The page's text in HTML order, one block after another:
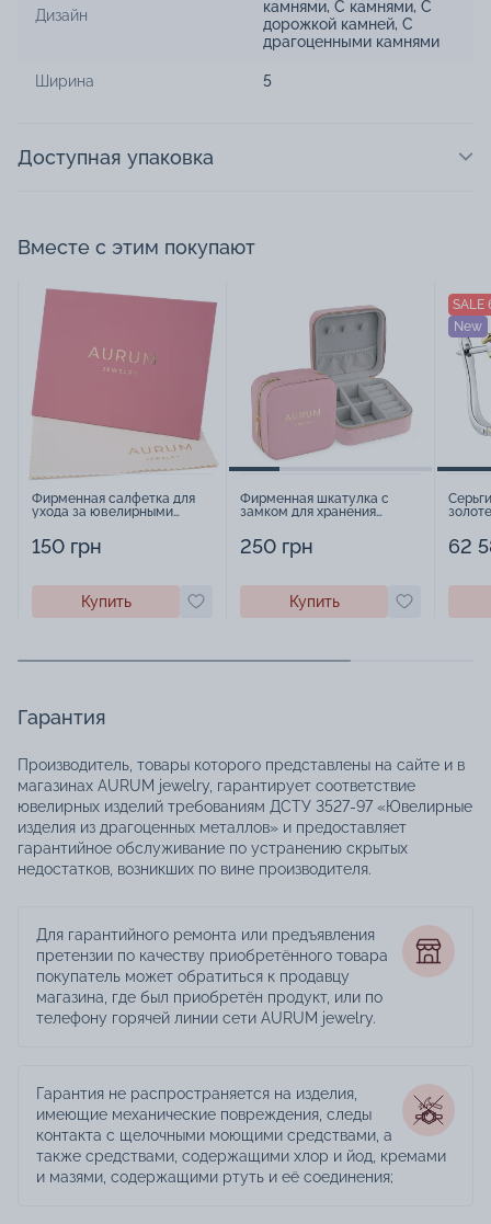
Дизайн
камнями, С камнями, С
дорожкой камней, С
драгоценными камнями
Ширина 5
Доступная упаковка
Вместе с этим покупают
Фирменная салфетка для
ухода за ювелирными
150 грн
Купить
Фирменная шкатулка с
замком для хранения
250 грн
Купить
SALE
New
62
Гарантия
Производитель, товары которого представлены на сайте и в
магазинах AURUM jewelry, гарантирует соответствие
ювелирных изделий требованиям ДСТУ 3527-97 «Ювелирные
изделия из драгоценных металлов» и предоставляет
гарантийное обслуживание по устранению скрытых
недостатков, возникших по вине производителя.
Для гарантийного ремонта или предъявления
претензии по качеству приобретённого товара
покупатель может обратиться к продавцу
магазина, где был приобретён продукт, или по
телефону горячей линии сети AURUM jewelry.
Гарантия не распространяется на изделия,
имеющие механические повреждения, следы
контакта с щелочными моющими средствами, а
также средствами, содержащими хлор и йод, кремами
и мазями, содержащими ртуть и её соединения;